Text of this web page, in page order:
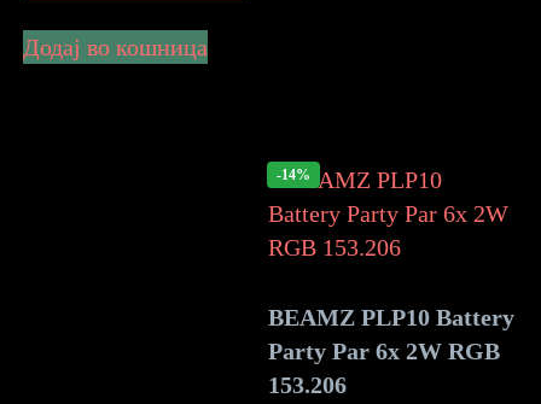
Додај во кошница
-14%
BEAMZ PLP10 Battery
Party Par 6x 2W RGB
153.206